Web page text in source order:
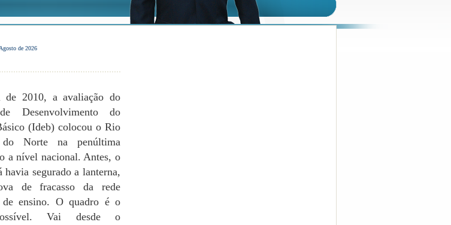
de 2026
2010, a avaliação do
Desenvolvimento do
(Ideb) colocou o Rio
do Norte na penúltima
a nível nacional. Antes, o
havia segurado a lanterna,
de fracasso da rede
de ensino. O quadro é o
Vai desde o